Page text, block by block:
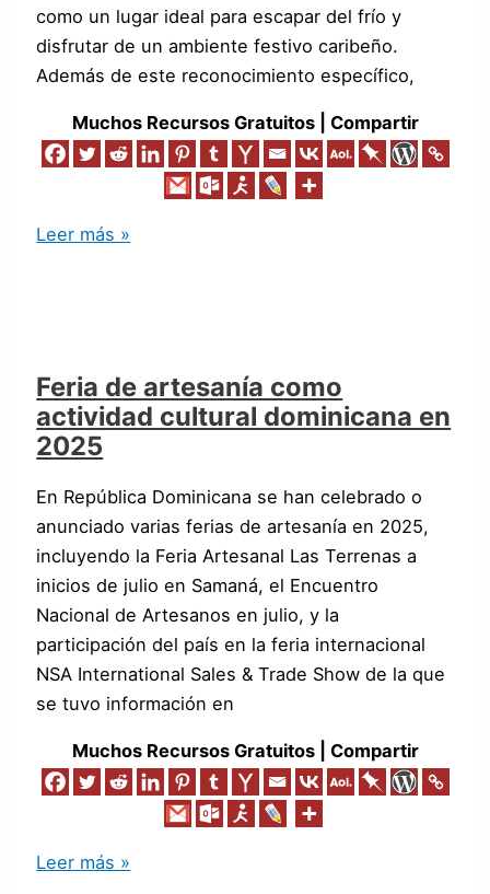
como un lugar ideal para escapar del frío y
disfrutar de un ambiente festivo caribeño.
Además de este reconocimiento específico,
Muchos Recursos Gratuitos | Compartir
Leer más »
Feria de artesanía como
actividad cultural dominicana en
2025
En República Dominicana se han celebrado o
anunciado varias ferias de artesanía en 2025,
incluyendo la Feria Artesanal Las Terrenas a
inicios de julio en Samaná, el Encuentro
Nacional de Artesanos en julio, y la
participación del país en la feria internacional
NSA International Sales & Trade Show de la que
se tuvo información en
Muchos Recursos Gratuitos | Compartir
Leer más »